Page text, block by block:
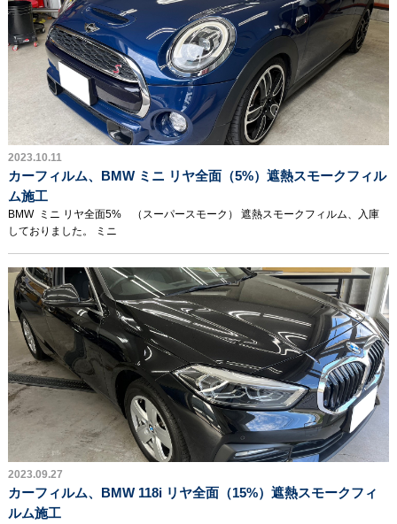
2023.10.11
カーフィルム、BMW ミニ リヤ全面（5%）遮熱スモークフィル
ム施工
BMW ミニ リヤ全面5% （スーパースモーク） 遮熱スモークフィルム、入庫
しておりました。 ミニ
2023.09.27
カーフィルム、BMW 118i リヤ全面（15%）遮熱スモークフィ
ルム施工